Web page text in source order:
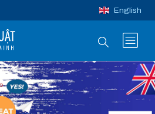
English